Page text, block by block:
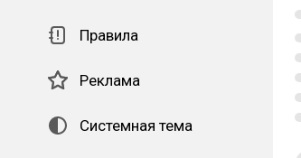
Правила
Реклама
Системная тема